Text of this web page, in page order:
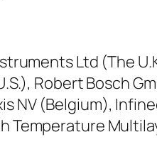
Ltd (The
Robert Bosch
NV (Belgium),
Temperature